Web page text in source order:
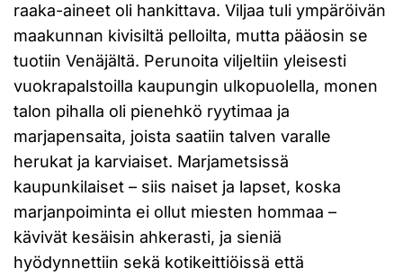
raaka-aineet oli hankittava. Viljaa tuli ympäröivän
maakunnan kivisiltä pelloilta, mutta pääosin se
tuotiin Venäjältä. Perunoita viljeltiin yleisesti
vuokrapalstoilla kaupungin ulkopuolella, monen
talon pihalla oli pienehkö ryytimaa ja
marjapensaita, joista saatiin talven varalle
herukat ja karviaiset. Marjametsissä
kaupunkilaiset – siis naiset ja lapset, koska
marjanpoiminta ei ollut miesten hommaa –
kävivät kesäisin ahkerasti, ja sieniä
hyödynnettiin sekä kotikeittiöissä että